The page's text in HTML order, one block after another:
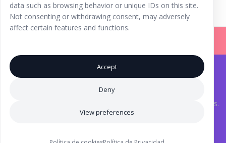
data such as browsing behavior or unique IDs on this site.
Not consenting or withdrawing consent, may adversely
affect certain features and functions.
Accept
Deny
View preferences
Iniciar Sesión | Registrarse |
Copyright © 2026Ibiza Fun Family. Todos los derechos
reservados.Aviso Legal
y Laura Torres.
Iconos creados por Eucalyp - Flaticon